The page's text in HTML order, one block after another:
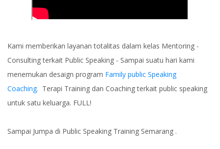
Kami memberikan layanan totalitas dalam kelas Mentoring -
Consulting terkait Public Speaking - Sampai suatu hari kami
menemukan desaign program Family public Speaking
Coaching. Terapi Training dan Coaching terkait public speaking
untuk satu keluarga. FULL!
Sampai Jumpa di Public Speaking Training Semarang .